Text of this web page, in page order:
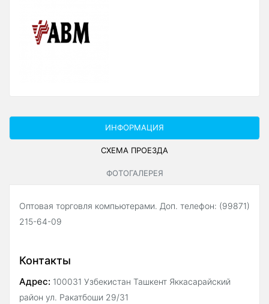
ИНФОРМАЦИЯ
СХЕМА ПРОЕЗДА
ФОТОГАЛЕРЕЯ
Оптовая торговля компьютерами. Доп. телефон: (99871)
215-64-09
Контакты
Адрес: 100031 Узбекистан Ташкент Яккасарайский
район ул. Ракатбоши 29/31